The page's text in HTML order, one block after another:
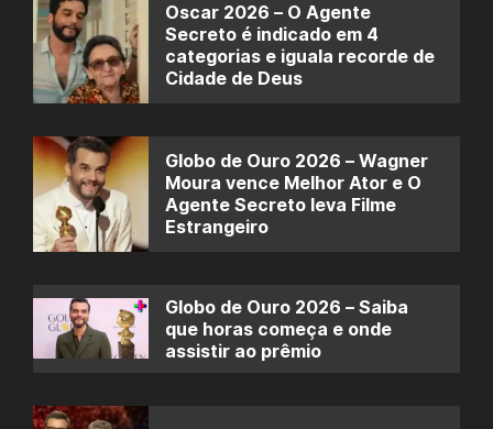
Oscar 2026 – O Agente
Secreto é indicado em 4
categorias e iguala recorde de
Cidade de Deus
Globo de Ouro 2026 – Wagner
Moura vence Melhor Ator e O
Agente Secreto leva Filme
Estrangeiro
Globo de Ouro 2026 – Saiba
que horas começa e onde
assistir ao prêmio